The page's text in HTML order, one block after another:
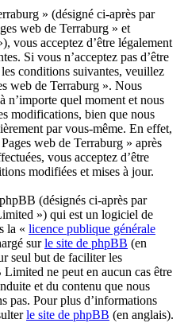
» (désigné ci-après par
web de Terraburg » et
vous acceptez d’être légalement
Si vous n’acceptez pas d’être
conditions suivantes, veuillez
web de Terraburg ». Nous
n’importe quel moment et nous
modifications, bien que nous
par vous-même. En effet,
web de Terraburg » après
vous acceptez d’être
modifiées et mises à jour.
(désignés ci-après par
») qui est un logiciel de
la « licence publique générale
surle site de phpBB (en
seul but de faciliter les
ne peut en aucun cas être
et du contenu que nous
pas. Pour plus d’informations
le site de phpBB (en anglais).